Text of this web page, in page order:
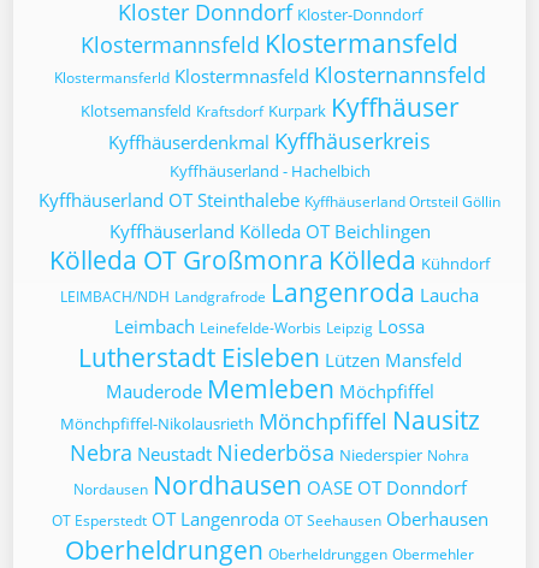
Kloster Donndorf Kloster-Donndorf
Klostermannsfeld Klostermansfeld
Klostermansferld Klostermnasfeld Klosternannsfeld
Klotsemansfeld Kraftsdorf Kurpark Kyffhäuser
Kyffhäuserdenkmal Kyffhäuserkreis
Kyffhäuserland - Hachelbich
Kyffhäuserland OT Steinthalebe Kyffhäuserland Ortsteil Göllin
Kyffhäuserland Kölleda OT Beichlingen
Kölleda OT Großmonra Kölleda Kühndorf
LEIMBACH/NDH Landgrafrode Langenroda Laucha
Leimbach Leinefelde-Worbis Leipzig Lossa
Lutherstadt Eisleben Lützen Mansfeld
Mauderode Memleben Möchpfiffel
Mönchpfiffel-Nikolausrieth Mönchpfiffel Nausitz
Nebra Neustadt Niederbösa Niederspier Nohra
Nordausen Nordhausen OASE OT Donndorf
OT Esperstedt OT Langenroda OT Seehausen Oberhausen
Oberheldrungen Oberheldrunggen Obermehler